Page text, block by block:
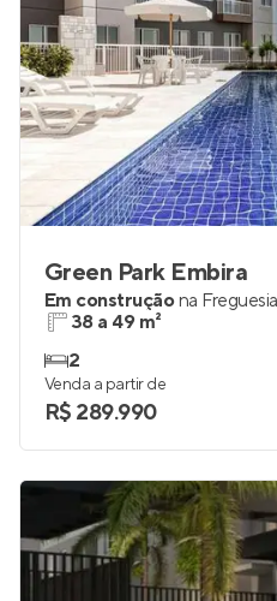
Green Park Embira
Em construçãona
38 a 49 m²
2
Venda a partir de
R$ 289.990